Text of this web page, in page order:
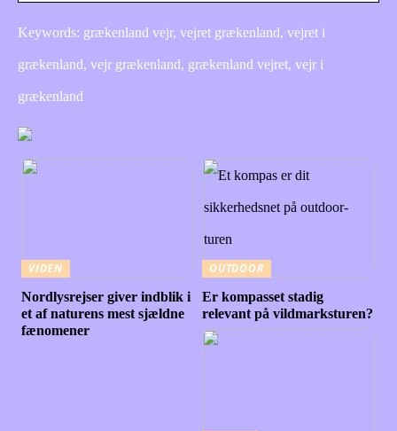
Keywords: grækenland vejr, vejret grækenland, vejret i
grækenland, vejr grækenland, grækenland vejret, vejr i
grækenland
VIDEN
Nordlysrejser giver indblik i
et af naturens mest sjældne
fænomener
OUTDOOR
Er kompasset stadig
relevant på vildmarksturen?